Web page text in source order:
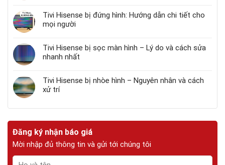
Tivi Hisense bị đứng hình: Hướng dẫn chi tiết cho
mọi người
Tivi Hisense bị sọc màn hình – Lý do và cách sửa
nhanh nhất
Tivi Hisense bị nhòe hình – Nguyên nhân và cách
xử trí
Đăng ký nhận báo giá
Mời nhập đủ thông tin và gửi tới chúng tôi